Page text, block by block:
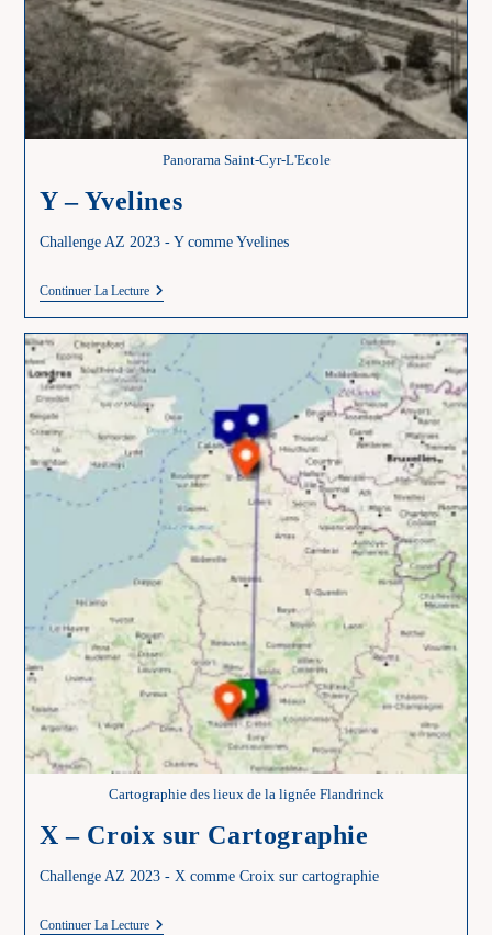
Panorama Saint-Cyr-L'Ecole
Y – Yvelines
Challenge AZ 2023 - Y comme Yvelines
Continuer La LectureY
Cartographie des lieux de la lignée Flandrinck
X – Croix sur Cartographie
Challenge AZ 2023 - X comme Croix sur cartographie
Continuer La LectureX